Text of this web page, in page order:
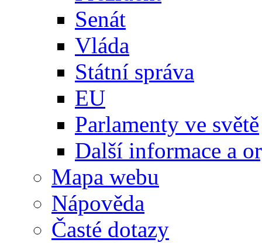
Senát
Vláda
Státní správa
EU
Parlamenty ve světě
Další informace a
Mapa webu
Nápověda
Časté dotazy